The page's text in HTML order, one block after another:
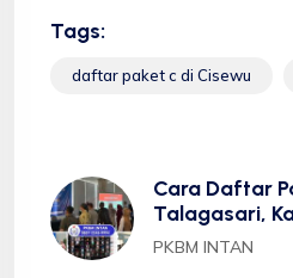
Tags:
daftar paket c di Cisewu
Cara Daftar
Talagasari,
PKBM INTAN